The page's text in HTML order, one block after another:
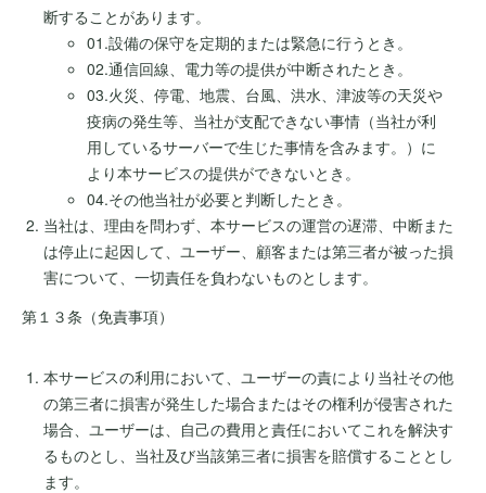
断することがあります。
01.設備の保守を定期的または緊急に行うとき。
02.通信回線、電力等の提供が中断されたとき。
03.火災、停電、地震、台風、洪水、津波等の天災や
疫病の発生等、当社が支配できない事情（当社が利
用しているサーバーで生じた事情を含みます。）に
より本サービスの提供ができないとき。
04.その他当社が必要と判断したとき。
当社は、理由を問わず、本サービスの運営の遅滞、中断また
は停止に起因して、ユーザー、顧客または第三者が被った損
害について、一切責任を負わないものとします。
第１３条（免責事項）
本サービスの利用において、ユーザーの責により当社その他
の第三者に損害が発生した場合またはその権利が侵害された
場合、ユーザーは、自己の費用と責任においてこれを解決す
るものとし、当社及び当該第三者に損害を賠償することとし
ます。